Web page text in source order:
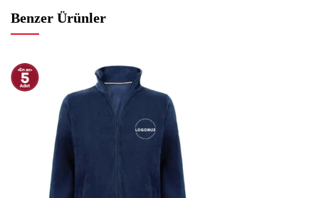
Benzer Ürünler